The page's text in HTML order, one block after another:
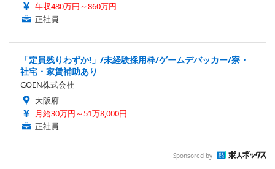
年収480万円～860万円
正社員
「定員残りわずか!」/未経験採用枠/ゲームデバッカー/寮・
社宅・家賃補助あり
GOEN株式会社
大阪府
月給30万円～51万8,000円
正社員
Sponsored by